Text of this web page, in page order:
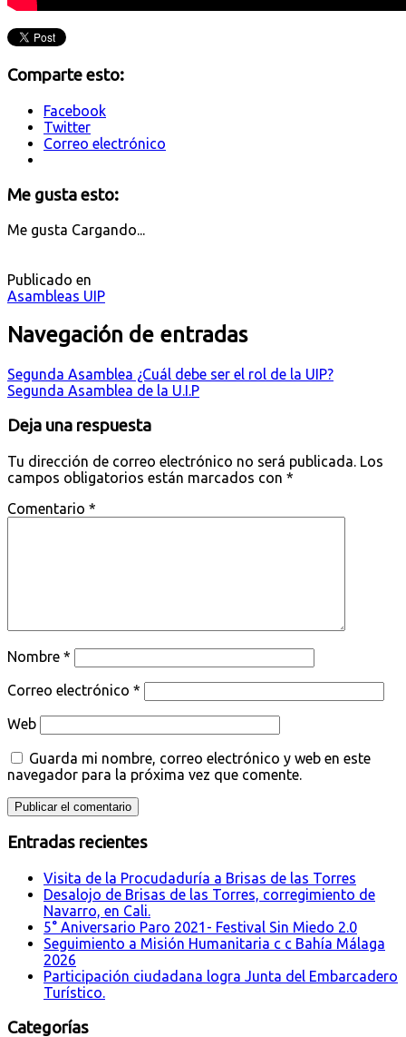
Comparte esto:
Facebook
Twitter
Correo electrónico
Me gusta esto:
Me gusta Cargando...
Publicado en
Asambleas UIP
Navegación de entradas
Segunda Asamblea ¿Cuál debe ser el rol de la UIP?
Segunda Asamblea de la U.I.P
Deja una respuesta
Tu dirección de correo electrónico no será publicada. Los
campos obligatorios están marcados con *
Comentario *
Nombre *
Correo electrónico *
Web
Guarda mi nombre, correo electrónico y web en este
navegador para la próxima vez que comente.
Entradas recientes
Visita de la Procudaduría a Brisas de las Torres
Desalojo de Brisas de las Torres, corregimiento de
Navarro, en Cali.
5° Aniversario Paro 2021- Festival Sin Miedo 2.0
Seguimiento a Misión Humanitaria c c Bahía Málaga
2026
Participación ciudadana logra Junta del Embarcadero
Turístico.
Categorías